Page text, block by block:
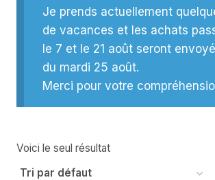
Je prends actuellement
de vacances et les achats
le 7 et le 21 août seront
du mardi 25 août.
Merci pour votre
Voici le seul résultat